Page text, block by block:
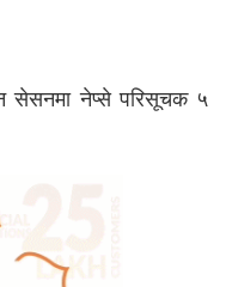
सेसनमा नेप्से परिसूचक ५